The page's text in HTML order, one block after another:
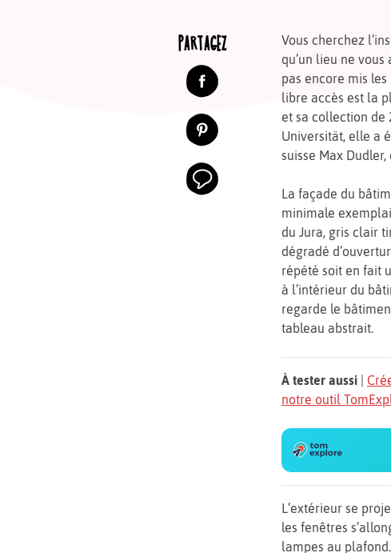
PARTAGEZ
Vous cherchez
qu’un lieu ne vous
pas encore mis
libre accès est la
et sa collection de
Universität, elle a
suisse Max
La façade du
minimale
du Jura, gris clair
dégradé
répété soit en fait
à l’intérieur du
regarde le
tableau abstrait.
À tester aussi
notre outil
L’extérieur se
les fenêtres
lampes au